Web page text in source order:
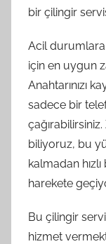
bir çilingir
Acil durumlara
için en uygun
Anahtarınızı
sadece bir
biliyoruz, bu
kalmadan
harekete
Bu çilingir
hizmet